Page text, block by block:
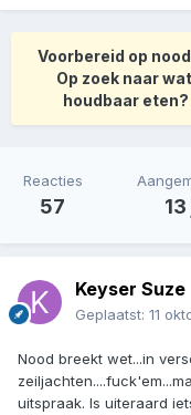
Voorbereid op
Op zoek naar
houdbaar eten?
Reacties
57 13
Keyser Suze
Geplaatst: 11
Nood breekt wet...in
uitspraak. Is uiteraard